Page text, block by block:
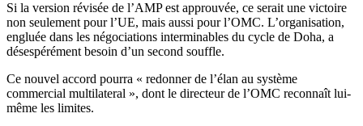
Si la version révisée de l’AMP est approuvée, ce serait une victoire
non seulement pour l’UE, mais aussi pour l’OMC. L’organisation,
engluée dans les négociations interminables du cycle de Doha, a
désespérément besoin d’un second souffle.
Ce nouvel accord pourra « redonner de l’élan au système
commercial multilateral », dont le directeur de l’OMC reconnaît lui-
même les limites.